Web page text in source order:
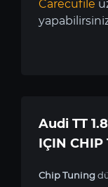
Carecufile
Audi TT
IÇIN CHIP
Chip Tuning